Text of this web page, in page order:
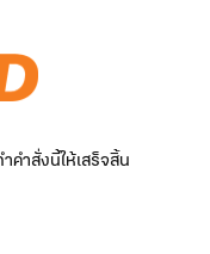
ำสั่งนี้ให้เสร็จสิ้น